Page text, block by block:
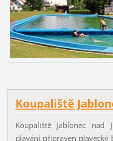
Koupaliště
Koupaliště Jablonec
plavání připraven